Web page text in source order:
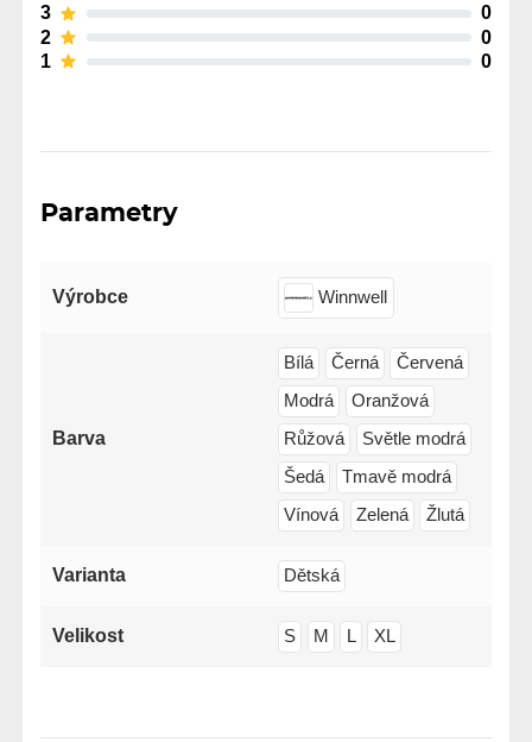
3
0
2
0
1
0
Parametry
Výrobce Winnwell
Barva
Bílá Černá
Červená
Modrá
Oranžová
Růžová
Světle modrá
Šedá
Tmavě modrá
Vínová
Zelená Žlutá
Varianta Dětská
Velikost S M L XL